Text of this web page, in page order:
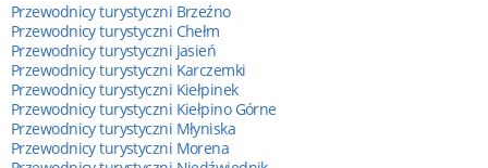
Przewodnicy turystyczni Brzeźno
Przewodnicy turystyczni Chełm
Przewodnicy turystyczni Jasień
Przewodnicy turystyczni Karczemki
Przewodnicy turystyczni Kiełpinek
Przewodnicy turystyczni Kiełpino Górne
Przewodnicy turystyczni Młyniska
Przewodnicy turystyczni Morena